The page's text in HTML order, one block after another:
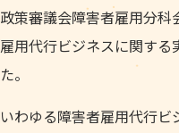
政策審議会障害者雇用分
雇用代行ビジネスに関す
た。
いわゆる障害者雇用代行